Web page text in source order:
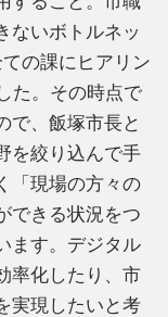
ないボトルネッ
の課にヒアリン
た。その時点で
で、飯塚市長と
を絞り込んで手
「現場の方々の
できる状況をつ
ます。デジタル
率化したり、市
実現したいと考